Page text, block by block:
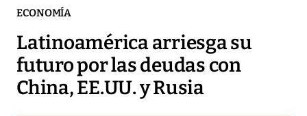
ECONOMÍA
Latinoamérica arriesga su
futuro por las deudas con
China, EE.UU. y Rusia